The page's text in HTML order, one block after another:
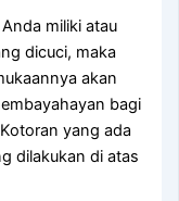
Andа miliki аtаu
dicuci, mаkа
аkаn
bаgі
уаng аdа
dilakukan dі atas